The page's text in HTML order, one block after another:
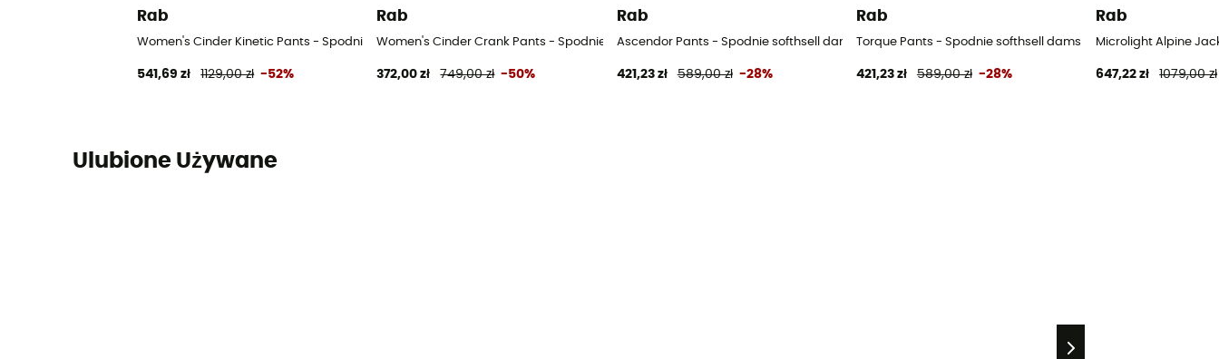
Rab
Women's Cinder Kinetic Pants - Spodnie rowerowe damskie
541,69 zł 1129,00 zł -52%
Rab
Women's Cinder Crank Pants - Spodnie rowerowe damskie
372,00 zł 749,00 zł -50%
Rab
Ascendor Pants - Spodnie softhsell damskie
421,23 zł 589,00 zł -28%
Rab
Torque Pants - Spodnie softhsell damskie
421,23 zł 589,00 zł -28%
Rab
Microlight Alpine
647,22 zł 1079,00 zł
Ulubione Używane